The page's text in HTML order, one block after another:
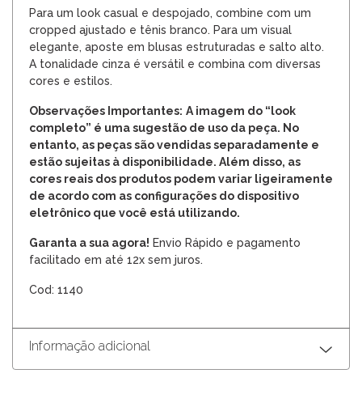
Para um look casual e despojado, combine com um
cropped ajustado e tênis branco. Para um visual
elegante, aposte em blusas estruturadas e salto alto.
A tonalidade cinza é versátil e combina com diversas
cores e estilos.
Observações Importantes: A imagem do “look
completo” é uma sugestão de uso da peça. No
entanto, as peças são vendidas separadamente e
estão sujeitas à disponibilidade. Além disso, as
cores reais dos produtos podem variar ligeiramente
de acordo com as configurações do dispositivo
eletrônico que você está utilizando.
Garanta a sua agora! Envio Rápido e pagamento
facilitado em até 12x sem juros.
Cod: 1140
Informação adicional